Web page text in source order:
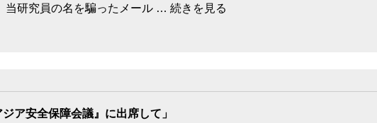
当研究員の名を騙ったメール … 続きを見る
ジア安全保障会議』に出席して」